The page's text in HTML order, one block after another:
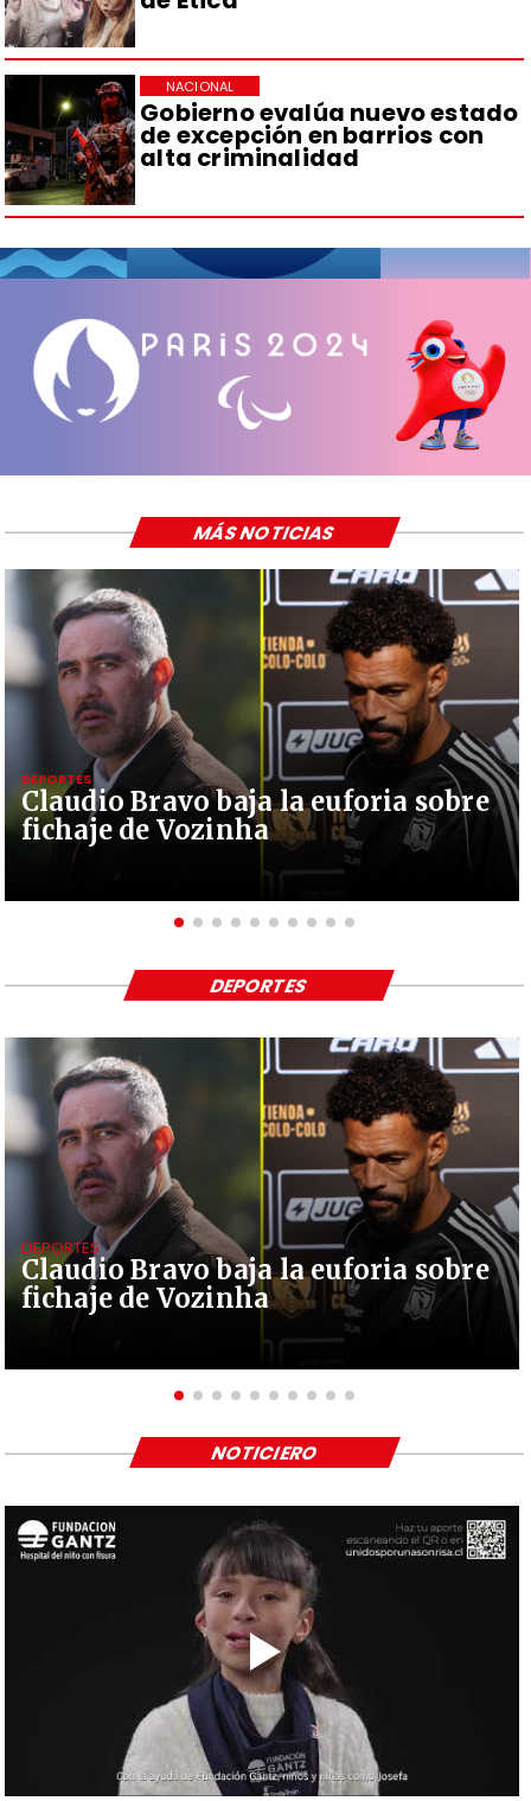
Gobierno evalúa nuevo estado
de excepción en barrios con
alta criminalidad
NACIONAL
Claudio Bravo baja la euforia sobre
fichaje de Vozinha
DEPORTES
MÁS NOTICIAS
Claudio Bravo baja la euforia sobre
fichaje de Vozinha
DEPORTES
DEPORTES
NOTICIERO